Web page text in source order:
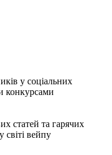
у соціальних
конкурсами
статей та гарячих
світі вейпу